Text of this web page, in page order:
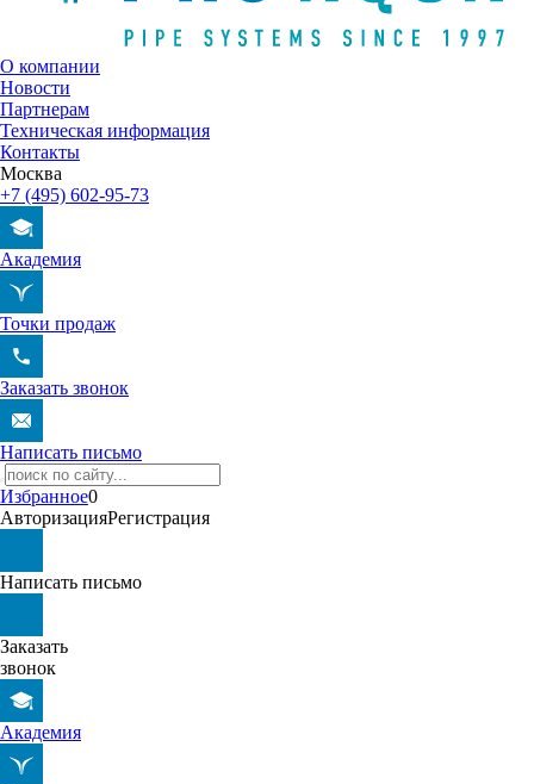
О компании
Новости
Партнерам
Техническая информация
Контакты
Москва
+7 (495) 602-95-73
Академия
Точки продаж
Заказать звонок
Написать письмо
Избранное0
АвторизацияРегистрация
Написать письмо
Заказать
звонок
Академия